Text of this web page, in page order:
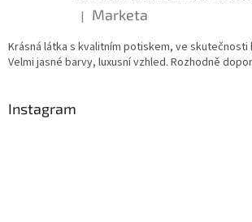
Hodnocení produktu je 5 z 5
| Marketa
Krásná látka s kvalitním potiskem, ve skutečnosti
Velmi jasné barvy, luxusní vzhled. Rozhodně
Instagram